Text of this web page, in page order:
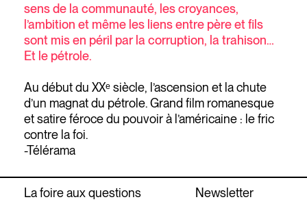
sens de la communauté, les croyances,
l’ambition et même les liens entre père et fils
sont mis en péril par la corruption, la trahison…
Et le pétrole.
Au début du XXᵉ siècle, l’ascension et la chute
d’un magnat du pétrole. Grand film romanesque
et satire féroce du pouvoir à l’américaine : le fric
contre la foi.
-Télérama
La foire aux questions Newsletter